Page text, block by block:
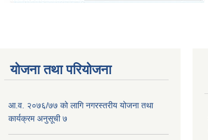
योजना तथा परियोजना
आ.व. २०७६/७७ को लागि नगरस्तरीय योजना तथा
कार्यक्रम अनुसूची ७